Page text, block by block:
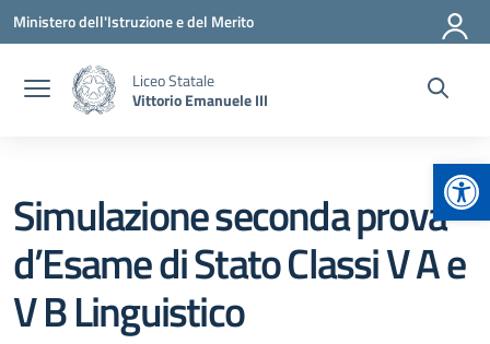
Vai ai contenuti
Vai al menu di navigazione
Vai al footer
Ministero dell'Istruzione e del Merito
Liceo Statale
Vittorio Emanuele III
Simulazione seconda prova
d’Esame di Stato Classi V A e
V B Linguistico